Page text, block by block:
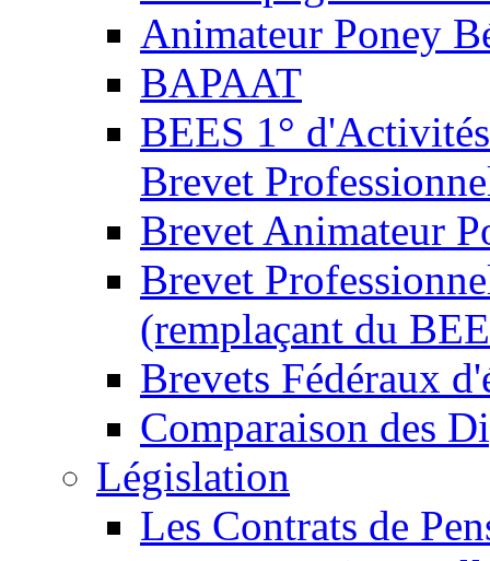
Animateur Poney
BAPAAT
BEES 1°
Brevet
Brevet Animateur
Brevet
(remplaçant du
Brevets Fédéraux
Comparaison des
Législation
Les Contrats de